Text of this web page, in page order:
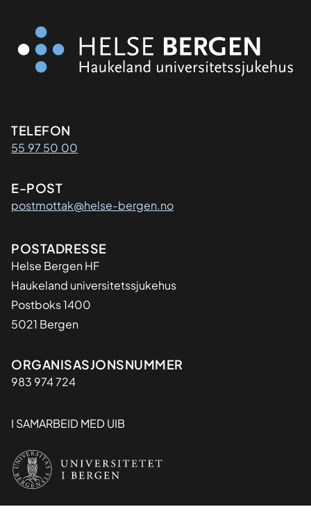
Kontaktinformasjon
TELEFON
55 97 50 00
E-POST
postmottak@helse-bergen.no
Adresse
POSTADRESSE
Helse Bergen HF
Haukeland universitetssjukehus
Postboks 1400
5021 Bergen
Organisasjon
ORGANISASJONSNUMMER
983 974 724
I SAMARBEID MED UIB